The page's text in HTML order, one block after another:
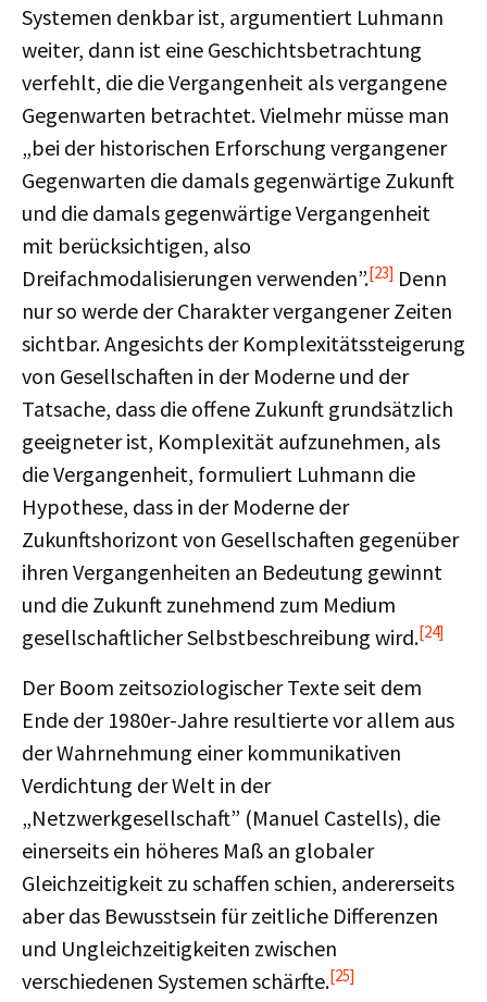
Systemen denkbar ist, argumentiert Luhmann
weiter, dann ist eine Geschichtsbetrachtung
verfehlt, die die Vergangenheit als vergangene
Gegenwarten betrachtet. Vielmehr müsse man
„bei der historischen Erforschung vergangener
Gegenwarten die damals gegenwärtige Zukunft
und die damals gegenwärtige Vergangenheit
mit berücksichtigen, also
Dreifachmodalisierungen verwenden”.[23] Denn
nur so werde der Charakter vergangener Zeiten
sichtbar. Angesichts der Komplexitätssteigerung
von Gesellschaften in der Moderne und der
Tatsache, dass die offene Zukunft grundsätzlich
geeigneter ist, Komplexität aufzunehmen, als
die Vergangenheit, formuliert Luhmann die
Hypothese, dass in der Moderne der
Zukunftshorizont von Gesellschaften gegenüber
ihren Vergangenheiten an Bedeutung gewinnt
und die Zukunft zunehmend zum Medium
gesellschaftlicher Selbstbeschreibung wird.[24]
Der Boom zeitsoziologischer Texte seit dem
Ende der 1980er-Jahre resultierte vor allem aus
der Wahrnehmung einer kommunikativen
Verdichtung der Welt in der
„Netzwerkgesellschaft” (Manuel Castells), die
einerseits ein höheres Maß an globaler
Gleichzeitigkeit zu schaffen schien, andererseits
aber das Bewusstsein für zeitliche Differenzen
und Ungleichzeitigkeiten zwischen
verschiedenen Systemen schärfte.[25]